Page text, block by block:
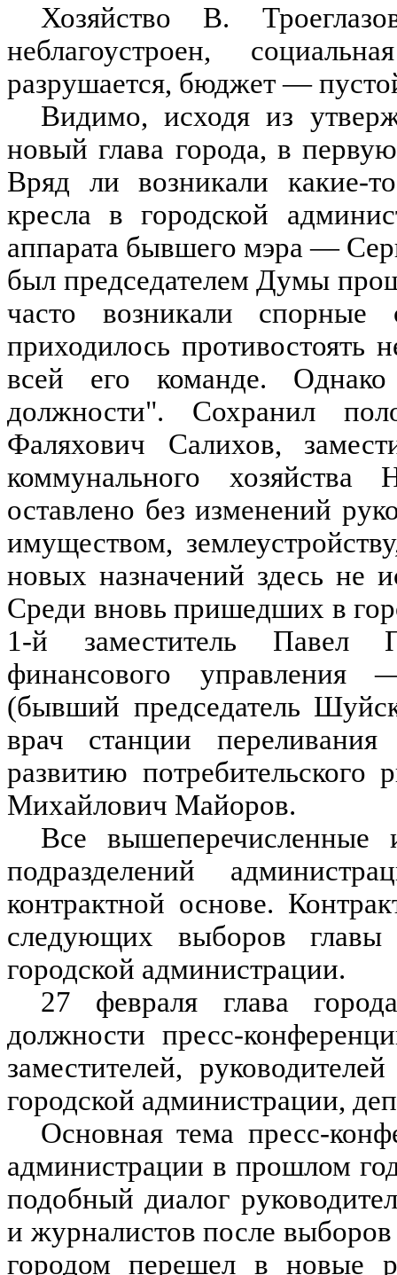
Хозяйство В.
неблагоустроен,
разрушается, бюджет —
Видимо, исходя из
новый глава города, в
Вряд ли возникали какие-
кресла в городской
аппарата бывшего мэра —
был председателем Думы
часто возникали
приходилось противостоять
всей его команде.
должности". Сохранил
Фаляхович Салихов,
коммунального
оставлено без изменений
имуществом,
новых назначений здесь не
Среди вновь пришедших в
1-й заместитель Павел
финансового
(бывший председатель
врач станции
развитию
Михайлович Майоров.
Все вышеперечисленные
подразделений
контрактной основе.
следующих выборов
городской администрации.
27 февраля глава
должности пресс-
заместителей,
городской администрации,
Основная тема пресс-
администрации в прошлом
подобный диалог
и журналистов после
городом перешел в новые